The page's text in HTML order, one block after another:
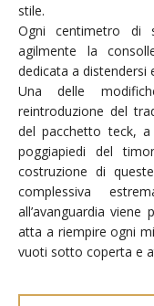
stile.
Ogni centimetro di
agilmente la
dedicata a distendersi
Una delle
reintroduzione del
del pacchetto teck,
poggiapiedi del
costruzione di
complessiva
all’avanguardia
atta a riempire ogni
vuoti sotto coperta e